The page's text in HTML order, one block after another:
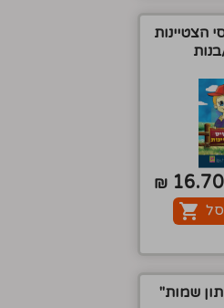
הצטיינות
16.70
₪
שמות"